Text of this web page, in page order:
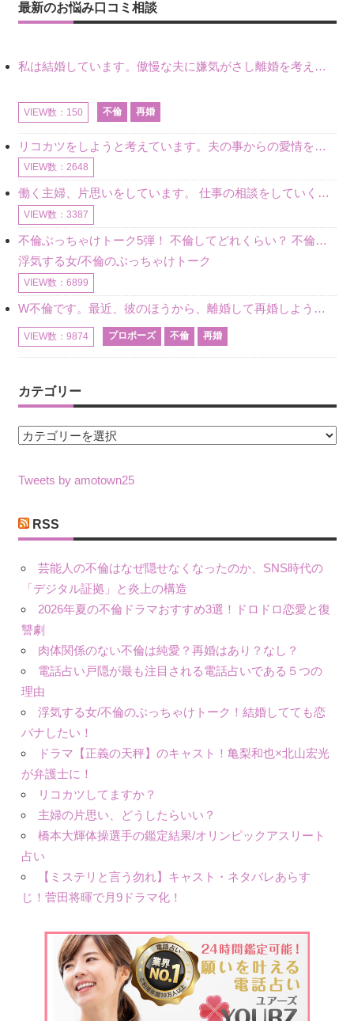
最新のお悩み口コミ相談
私は結婚しています。傲慢な夫に嫌気がさし離婚を考えていたときに、彼と出会いました。彼には恋人がいましたが、話をするうちに、夫とのことを相談するようにな
VIEW数：150 不倫 再婚
リコカツをしようと考えています。夫の事からの愛情を全く感じません。子供がいるので、子供が成長するまではと我慢しています。 まず、お金が必要だと考え、仕事の量も増やしました。ところが、夫は働かず、結局は
VIEW数：2648
働く主婦、片思いをしています。 仕事の相談をしていくうちに、彼のことを好きになりました。私には夫も子供もいます。不倫をしているわけでもなく、もちろん、この気持ちは誰にも話していません。 ラインをする関
VIEW数：3387
不倫ぶっちゃけトーク5弾！ 不倫してどれくらい？ 不倫のあれこれを、なんでもどうぞ♪♪
浮気する女/不倫のぶっちゃけトーク
VIEW数：6899
W不倫です。最近、彼のほうから、離婚して再婚しよう、と言ってきました。ハッキリいうと、そこまでは考えていませんでした。彼を好きな気持ちはあるし、彼なしの生活は考えられません。だけど、離婚して再婚すると
VIEW数：9874 プロポーズ 不倫 再婚
カテゴリー
カ
ゴ
ー
Tweets by amotown25
RSS
芸能人の不倫はなぜ隠せなくなったのか、SNS時代の
「デジタル証拠」と炎上の構造
2026年夏の不倫ドラマおすすめ3選！ドロドロ恋愛と復
讐劇
肉体関係のない不倫は純愛？再婚はあり？なし？
電話占い戸隠が最も注目される電話占いである５つの
理由
浮気する女/不倫のぶっちゃけトーク！結婚してても恋
バナしたい！
ドラマ【正義の天秤】のキャスト！亀梨和也×北山宏光
が弁護士に！
リコカツしてますか？
主婦の片思い、どうしたらいい？
橋本大輝体操選手の鑑定結果/オリンピックアスリート
占い
【ミステリと言う勿れ】キャスト・ネタバレあらす
じ！菅田将暉で月9ドラマ化！